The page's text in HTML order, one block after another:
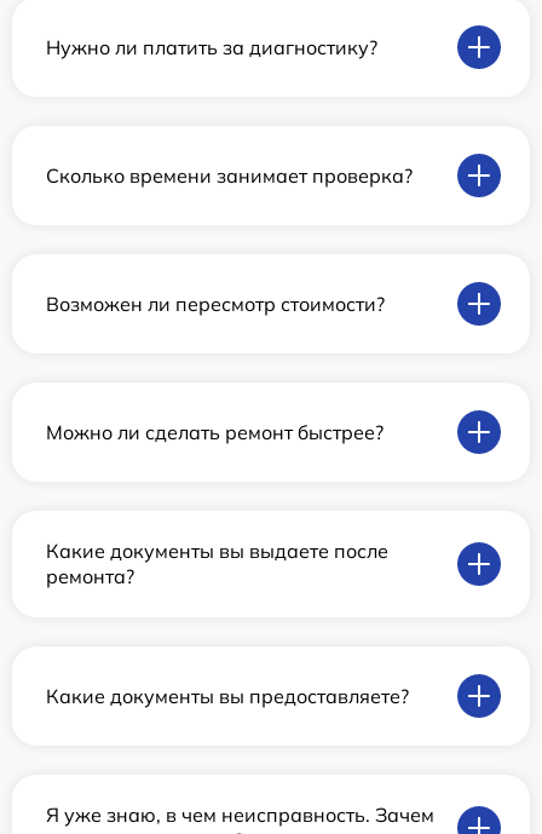
Нужно ли платить за диагностику?
Сколько времени занимает проверка?
Возможен ли пересмотр стоимости?
Можно ли сделать ремонт быстрее?
Какие документы вы выдаете после
ремонта?
Какие документы вы предоставляете?
Я уже знаю, в чем неисправность. Зачем